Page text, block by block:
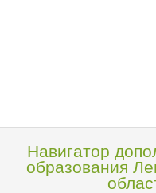
Навигатор
образования